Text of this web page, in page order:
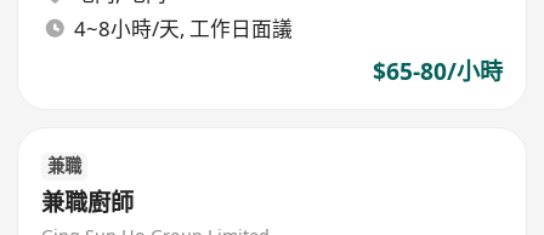
4~8小時/天, 工作日面議
$65-80/小時
兼職
兼職廚師